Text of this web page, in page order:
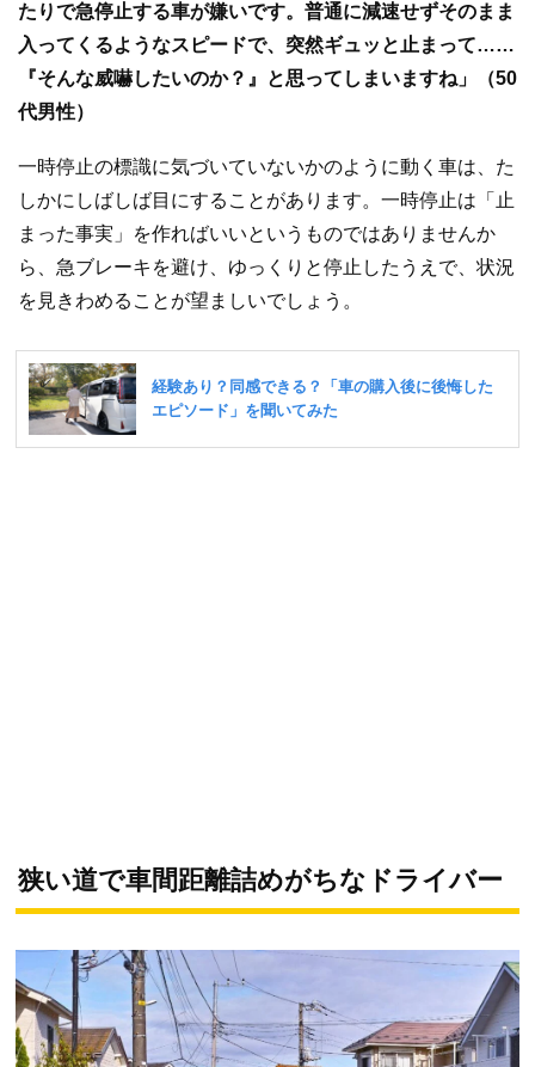
たりで急停止する車が嫌いです。普通に減速せずそのまま
入ってくるようなスピードで、突然ギュッと止まって……
『そんな威嚇したいのか？』と思ってしまいますね」（50
代男性）
一時停止の標識に気づいていないかのように動く車は、た
しかにしばしば目にすることがあります。一時停止は「止
まった事実」を作ればいいというものではありませんか
ら、急ブレーキを避け、ゆっくりと停止したうえで、状況
を見きわめることが望ましいでしょう。
狭い道で車間距離詰めがちなドライバー